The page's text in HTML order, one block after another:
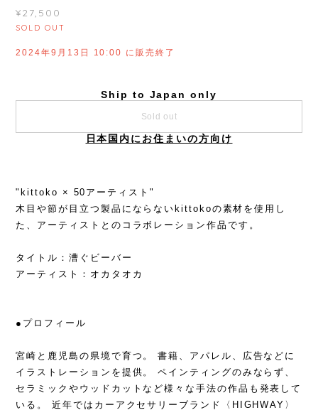
¥27,500
SOLD OUT
2024年9月13日 10:00 に販売終了
Ship to Japan only
Sold out
日本国内にお住まいの方向け
"kittoko × 50アーティスト"
木目や節が目立つ製品にならないkittokoの素材を使用し
た、アーティストとのコラボレーション作品です。
タイトル：漕ぐビーバー
アーティスト：オカタオカ
●プロフィール
宮崎と鹿児島の県境で育つ。 書籍、アパレル、広告などに
イラストレーションを提供。 ペインティングのみならず、
セラミックやウッドカットなど様々な手法の作品も発表して
いる。 近年ではカーアクセサリーブランド〈HIGHWAY〉